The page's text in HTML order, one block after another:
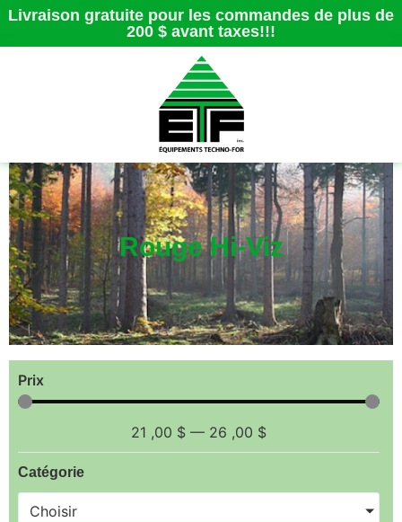
Livraison gratuite pour les commandes de plus de
200 $ avant taxes!!!
Rouge Hi-Viz
Prix
21 ,00 $ — 26 ,00 $
Catégorie
Choisir